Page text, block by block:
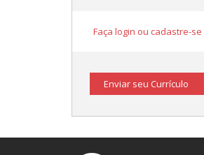
Faça login ou cadastre-se
Enviar seu Currículo